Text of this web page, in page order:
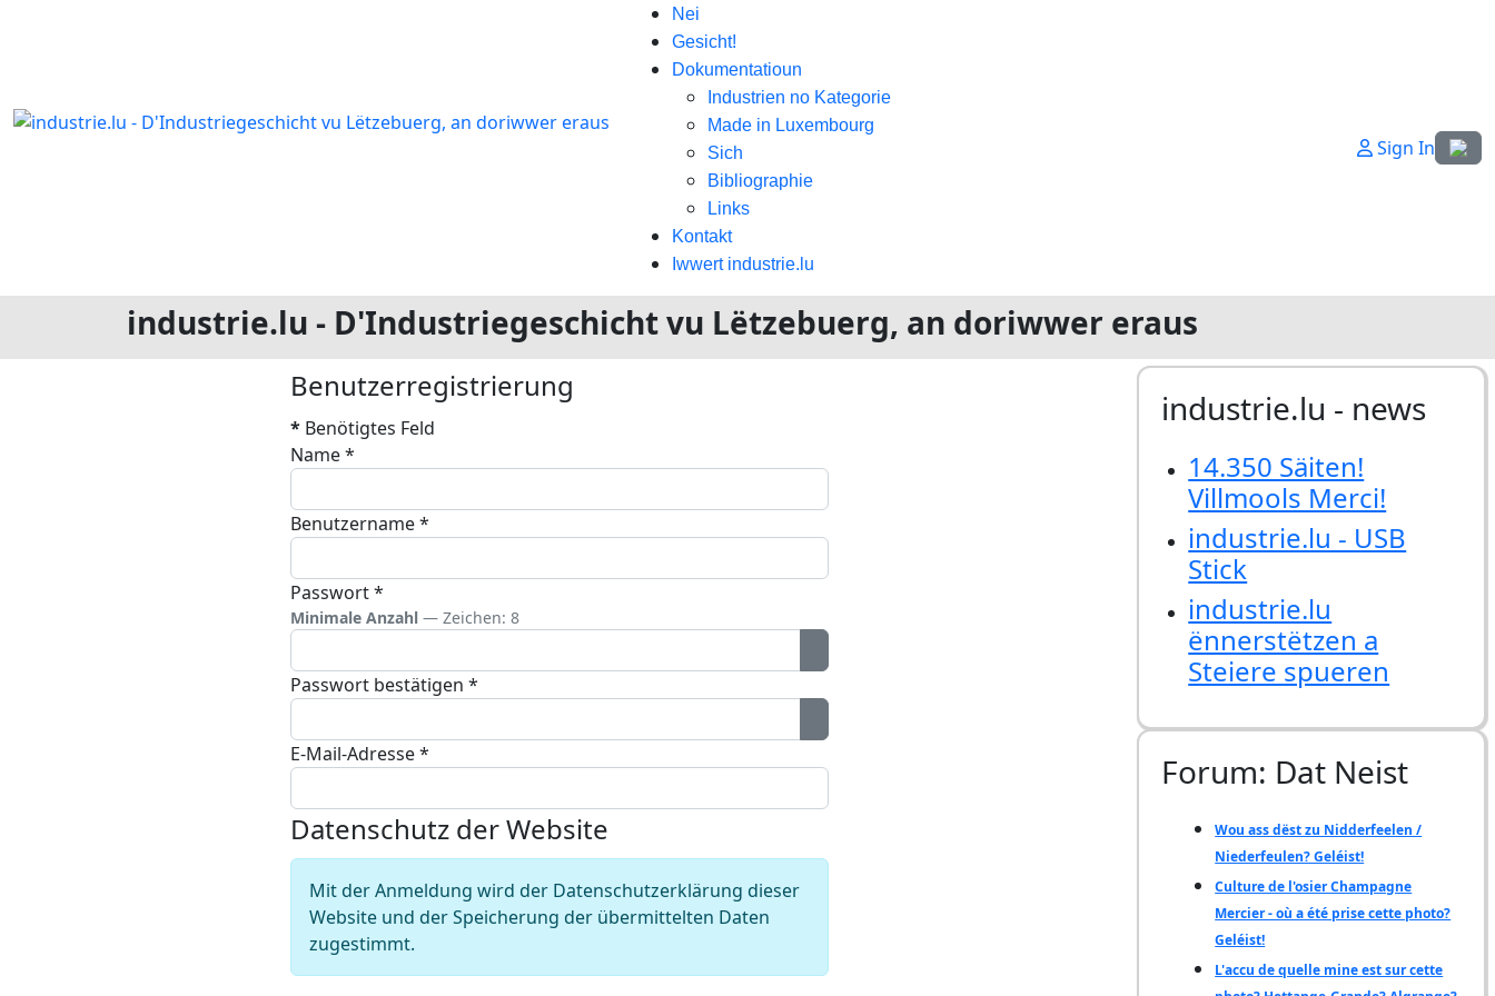
Nei
Gesicht!
Dokumentatioun
Industrien no Kategorie
Made in Luxembourg
Sich
Bibliographie
Links
Kontakt
Iwwert industrie.lu
Sign In
industrie.lu - D'Industriegeschicht vu Lëtzebuerg, an doriwwer eraus
Benutzerregistrierung
* Benötigtes Feld
Name*
Benutzername*
Passwort*
Minimale Anzahl — Zeichen: 8
Passwort anzeigen
Passwort bestätigen *
Passwort anzeigen
E-Mail-Adresse*
Datenschutz der Website
Mit der Anmeldung wird der Datenschutzerklärung dieser
Website und der Speicherung der übermittelten Daten
zugestimmt.
industrie.lu - news
14.350 Säiten!
Villmools Merci!
industrie.lu - USB
Stick
industrie.lu
ënnerstëtzen a
Steiere spueren
Forum: Dat Neist
Wou ass dëst zu Nidderfeelen /
Niederfeulen? Geléist!
Culture de l'osier Champagne
Mercier - où a été prise cette photo?
Geléist!
L'accu de quelle mine est sur cette